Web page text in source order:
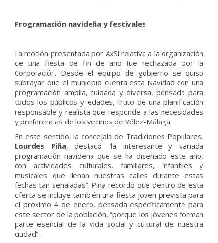
Programación navideña y festivales
La moción presentada por AxSí relativa a la organización
de una fiesta de fin de año fue rechazada por la
Corporación. Desde el equipo de gobierno se quiso
subrayar que el municipio cuenta esta Navidad con una
programación amplia, cuidada y diversa, pensada para
todos los públicos y edades, fruto de una planificación
responsable y realista que responde a las necesidades
y preferencias de los vecinos de Vélez-Málaga.
En este sentido, la concejala de Tradiciones Populares,
Lourdes Piña, destacó “la interesante y variada
programación navideña que se ha diseñado este año,
con actividades culturales, familiares, infantiles y
musicales que llenan nuestras calles durante estas
fechas tan señaladas”. Piña recordó que dentro de esta
oferta se incluye también una fiesta joven prevista para
el próximo 4 de enero, pensada específicamente para
este sector de la población, “porque los jóvenes forman
parte esencial de la vida social y cultural de nuestra
ciudad”.